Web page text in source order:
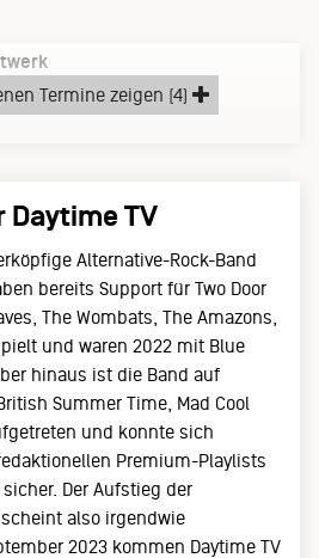
Termine zeigen (4)
Daytime TV
Alternative-Rock-Band
bereits Support für Two Door
The Wombats, The Amazons,
und waren 2022 mit Blue
hinaus ist die Band auf
Summer Time, Mad Cool
und konnte sich
Premium-Playlists
Der Aufstieg der
also irgendwie
2023 kommen Daytime TV